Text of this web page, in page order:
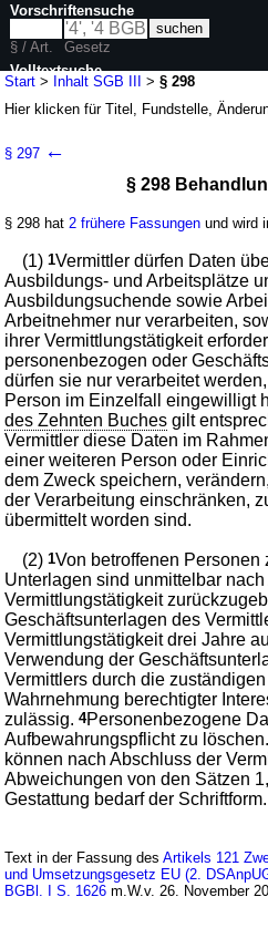
Start > Inhalt SGB III >§ 298
Hier klicken fürTitel, Fundstelle,
- Arbeitsförderung - (SGB
Artikel 1 G. v. 24.03.1997 BGBl. I S. 594
Geltung ab 01.01.1998; FNA: 860-3
wird in 991 Vorschriften zitiert
Siebtes Kapitel Weitere
Zweiter Abschnitt Erteilung
Erlaubnissen
Zweiter Unterabschnitt
durch Dritte
Zweiter Titel
Arbeitsvermittlung
§ 297 ←
§ 298
§ 298 hat 2 frühere Fassungen und wird
(1)1Vermittler dürfen Daten
Ausbildungs- und Arbeitsplätze
Ausbildungsuchende sowie
Arbeitnehmer nur verarbeiten,
ihrer Vermittlungstätigkeit
personenbezogen oder
dürfen sie nur verarbeitet
Person im Einzelfall eingewilligt
des Zehnten Buches gilt
Vermittler diese Daten im
einer weiteren Person oder
dem Zweck speichern,
der Verarbeitung einschränken,
übermittelt worden sind.
(2)1Von betroffenen Personen
Unterlagen sind unmittelbar
Vermittlungstätigkeit
Geschäftsunterlagen des
Vermittlungstätigkeit drei Jahre
Verwendung der
Vermittlers durch die
Wahrnehmung berechtigter
zulässig.4Personenbezogene
Aufbewahrungspflicht zu
können nach Abschluss der
Abweichungen von den Sätzen
Gestattung bedarf der Schriftform.
Text in der Fassung desArtikels 121
und Umsetzungsgesetz EU (2.
BGBl. I S. 1626 m.W.v. 26. November
Vorschriftensuche
§ / Art.
Gesetz
Volltextsuche
nur in SGB III